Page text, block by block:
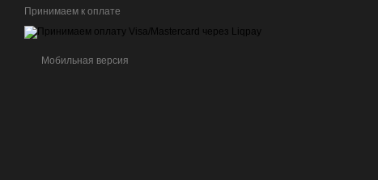
Принимаем к оплате
Мобильная версия